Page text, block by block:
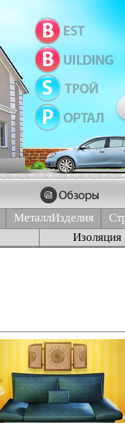
МеталлИзделия
Изоляция